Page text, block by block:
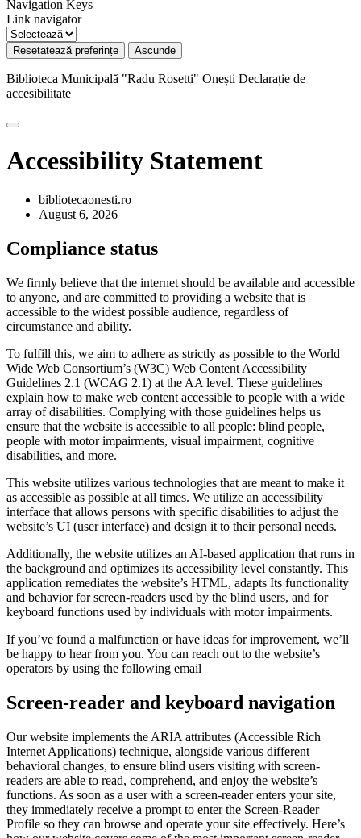
Navigation Keys
Link navigator
Resetatează preferințe Ascunde
Biblioteca Municipală "Radu Rosetti" Onești Declarație de
accesibilitate
Accessibility Statement
bibliotecaonesti.ro
August 6, 2026
Compliance status
We firmly believe that the internet should be available and accessible
to anyone, and are committed to providing a website that is
accessible to the widest possible audience, regardless of
circumstance and ability.
To fulfill this, we aim to adhere as strictly as possible to the World
Wide Web Consortium’s (W3C) Web Content Accessibility
Guidelines 2.1 (WCAG 2.1) at the AA level. These guidelines
explain how to make web content accessible to people with a wide
array of disabilities. Complying with those guidelines helps us
ensure that the website is accessible to all people: blind people,
people with motor impairments, visual impairment, cognitive
disabilities, and more.
This website utilizes various technologies that are meant to make it
as accessible as possible at all times. We utilize an accessibility
interface that allows persons with specific disabilities to adjust the
website’s UI (user interface) and design it to their personal needs.
Additionally, the website utilizes an AI-based application that runs in
the background and optimizes its accessibility level constantly. This
application remediates the website’s HTML, adapts Its functionality
and behavior for screen-readers used by the blind users, and for
keyboard functions used by individuals with motor impairments.
If you’ve found a malfunction or have ideas for improvement, we’ll
be happy to hear from you. You can reach out to the website’s
operators by using the following email
Screen-reader and keyboard navigation
Our website implements the ARIA attributes (Accessible Rich
Internet Applications) technique, alongside various different
behavioral changes, to ensure blind users visiting with screen-
readers are able to read, comprehend, and enjoy the website’s
functions. As soon as a user with a screen-reader enters your site,
they immediately receive a prompt to enter the Screen-Reader
Profile so they can browse and operate your site effectively. Here’s